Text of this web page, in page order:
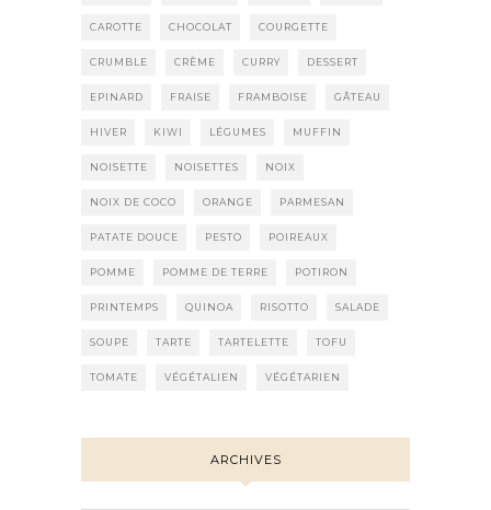
CAROTTE CHOCOLAT COURGETTE
CRUMBLE CRÈME CURRY DESSERT
EPINARD FRAISE FRAMBOISE GÂTEAU
HIVER KIWI LÉGUMES MUFFIN
NOISETTE NOISETTES NOIX
NOIX DE COCO ORANGE PARMESAN
PATATE DOUCE PESTO POIREAUX
POMME POMME DE TERRE POTIRON
PRINTEMPS QUINOA RISOTTO SALADE
SOUPE TARTE TARTELETTE TOFU
TOMATE VÉGÉTALIEN VÉGÉTARIEN
ARCHIVES